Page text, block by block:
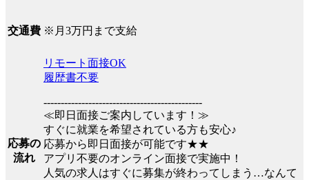
交通費 ※月3万円まで支給
応募の
流れ
リモート面接OK
履歴書不要
----------------------------------------------
≪即日面接ご案内しています！≫
すぐに就業を希望されている方も安心♪
応募から即日面接が可能です★★
アプリ不要のオンライン面接で実施中！
人気の求人はすぐに募集が終わってしまう…なんて